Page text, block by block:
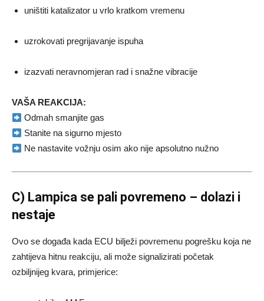
uništiti katalizator u vrlo kratkom vremenu
uzrokovati pregrijavanje ispuha
izazvati neravnomjeran rad i snažne vibracije
VAŠA REAKCIJA:
Odmah smanjite gas
Stanite na sigurno mjesto
Ne nastavite vožnju osim ako nije apsolutno nužno
C) Lampica se pali povremeno – dolazi i
nestaje
Ovo se događa kada ECU bilježi povremenu pogrešku koja ne
zahtijeva hitnu reakciju, ali može signalizirati početak
ozbiljnijeg kvara, primjerice: